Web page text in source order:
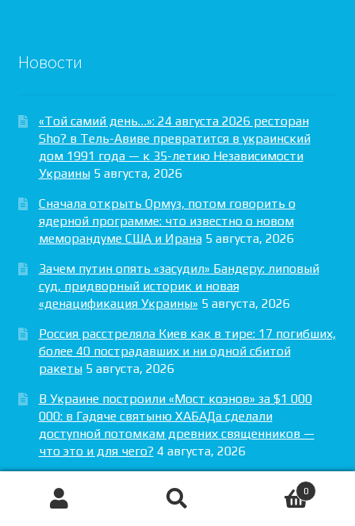
Новости
«Той самий день…»: 24 августа 2026 ресторан
Sho? в Тель-Авиве превратится в украинский
дом 1991 года — к 35-летию Независимости
Украины 5 августа, 2026
Сначала открыть Ормуз, потом говорить о
ядерной программе: что известно о новом
меморандуме США и Ирана 5 августа, 2026
Зачем путин опять «засудил» Бандеру: липовый
суд, придворный историк и новая
«денацификация Украины» 5 августа, 2026
Россия расстреляла Киев как в тире: 17 погибших,
более 40 пострадавших и ни одной сбитой
ракеты 5 августа, 2026
В Украине построили «Мост коэнов» за $1 000
000: в Гадяче святыню ХАБАДа сделали
доступной потомкам древних священников —
что это и для чего? 4 августа, 2026
0